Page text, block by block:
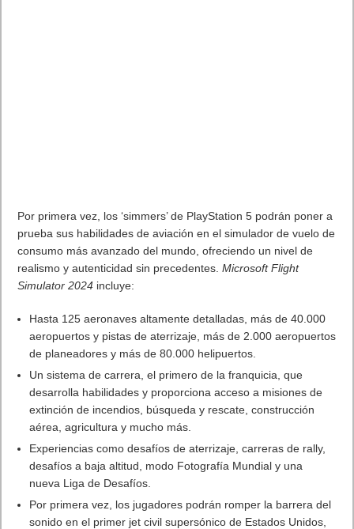
Por primera vez, los ‘simmers’ de PlayStation 5 podrán poner a
prueba sus habilidades de aviación en el simulador de vuelo de
consumo más avanzado del mundo, ofreciendo un nivel de
realismo y autenticidad sin precedentes.Microsoft Flight
Simulator 2024 incluye:
Hasta 125 aeronaves altamente detalladas, más de 40.000
aeropuertos y pistas de aterrizaje, más de 2.000 aeropuertos
de planeadores y más de 80.000 helipuertos.
Un sistema de carrera, el primero de la franquicia, que
desarrolla habilidades y proporciona acceso a misiones de
extinción de incendios, búsqueda y rescate, construcción
aérea, agricultura y mucho más.
Experiencias como desafíos de aterrizaje, carreras de rally,
desafíos a baja altitud, modo Fotografía Mundial y una
nueva Liga de Desafíos.
Por primera vez, los jugadores podrán romper la barrera del
sonido en el primer jet civil supersónico de Estados Unidos,